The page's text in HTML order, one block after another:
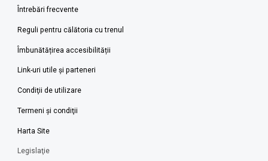
Întrebări frecvente
Reguli pentru călătoria cu trenul
Îmbunătățirea accesibilității
Link-uri utile şi parteneri
Condiţii de utilizare
Termeni şi condiţii
Harta Site
Legislaţie